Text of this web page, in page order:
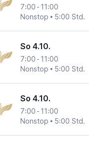
7:00 - 11:00
Nonstop
5:00 Std.
So 4.10.
7:00 - 11:00
Nonstop
5:00 Std.
So 4.10.
7:00 - 11:00
Nonstop
5:00 Std.